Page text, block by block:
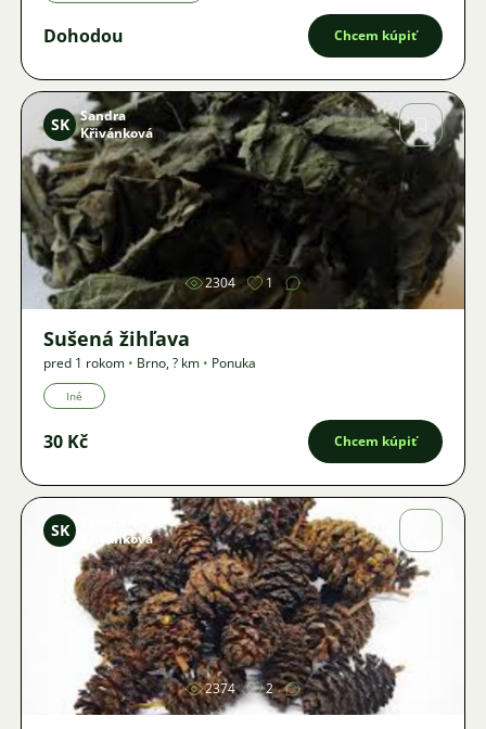
Dohodou Chcem kúpiť
Obrázok
SK
Sandra
Křivánková
2304 1
Sušená žihľava
pred 1 rokom • Brno,? km • Ponuka
Iné
30 Kč Chcem kúpiť
Obrázok
SK
Křivánková
2374 2